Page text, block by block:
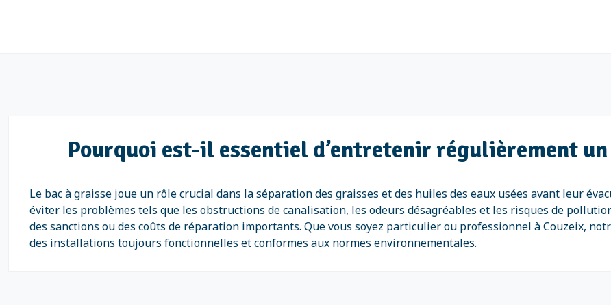
Pourquoi est-il essentiel d’entretenir régulièrement un
Le bac à graisse joue un rôle crucial dans la séparation des graisses et des huiles des eaux usées avant leur
éviter les problèmes tels que les obstructions de canalisation, les odeurs désagréables et les risques de
des sanctions ou des coûts de réparation importants. Que vous soyez particulier ou professionnel à Couzeix,
des installations toujours fonctionnelles et conformes aux normes environnementales.